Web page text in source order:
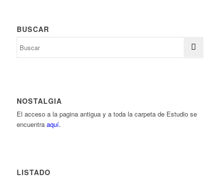
BUSCAR
NOSTALGIA
El acceso a la pagina antigua y a toda la carpeta de Estudio se
encuentra aquí.
LISTADO